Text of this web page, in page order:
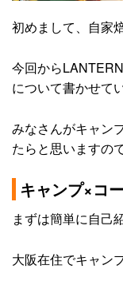
初めまして、自家
今回から
について書かせて
みなさんがキャン
たらと思いますの
キャンプ×コ
まずは簡単に自己
大阪在住でキャン